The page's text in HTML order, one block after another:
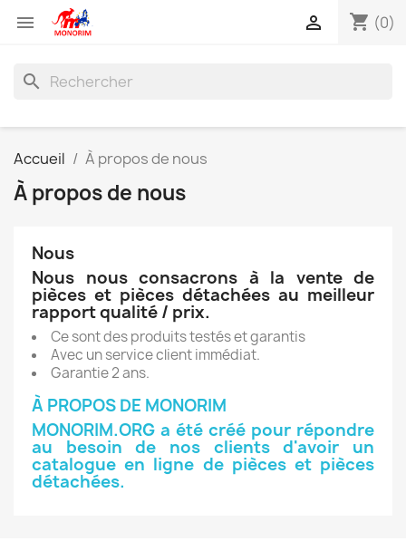
 shopping_cart (0)

search
Accueil À propos de nous
À propos de nous
Nous
Nous nous consacrons à la vente de
pièces et pièces détachées au meilleur
rapport qualité / prix.
Ce sont des produits testés et garantis
Avec un service client immédiat.
Garantie 2 ans.
À PROPOS DE MONORIM
MONORIM.ORG a été créé pour répondre
au besoin de nos clients d'avoir un
catalogue en ligne de pièces et pièces
détachées.